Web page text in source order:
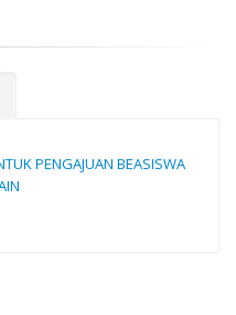
PENGAJUAN BEASISWA